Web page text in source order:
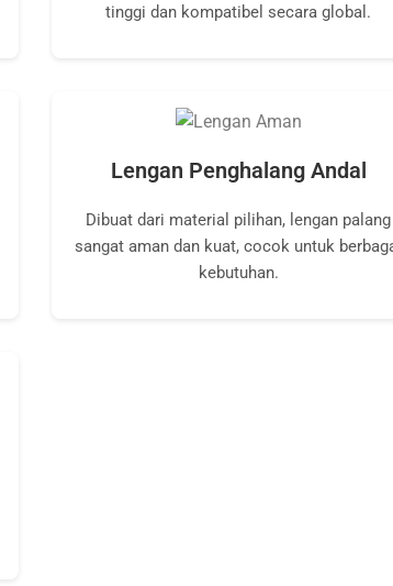
tinggi dan kompatibel secara global.
Lengan Penghalang Andal
Dibuat dari material pilihan, lengan palang
sangat aman dan kuat, cocok untuk
kebutuhan.